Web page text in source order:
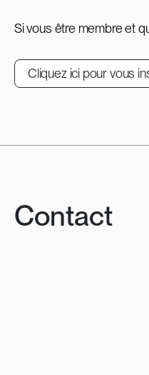
Si vous être membre et
Cliquez ici pour vous
Contact